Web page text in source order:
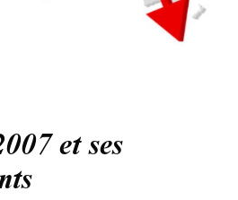
et ses